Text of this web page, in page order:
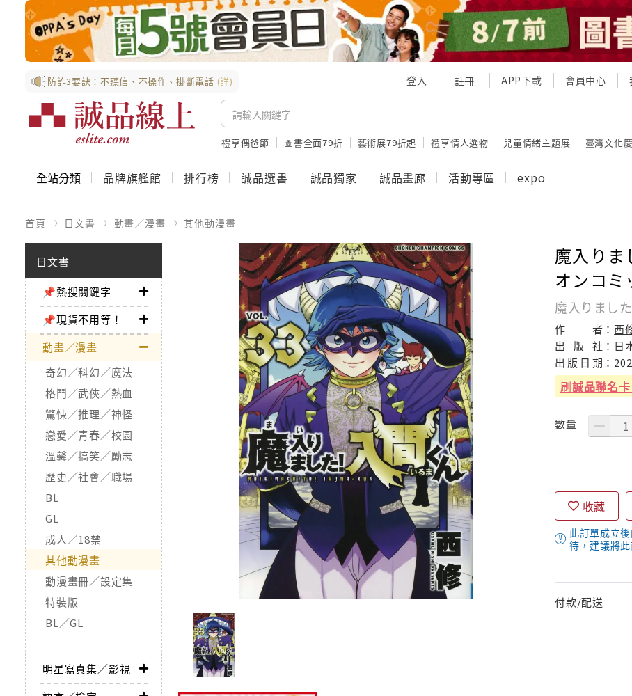
防詐3要訣：不聽信、不操作、掛斷電話 (詳) 登入 註冊 APP下載 會員中心
禮享偶爸節 圖書全面79折 藝術展79折起 禮享情人選物 兒童情緒主題展 臺灣文化
全站分類 品牌旗艦館 排行榜 誠品選書 誠品獨家 誠品畫廊 活動專區 expo
首頁 日文書 動畫／漫畫 其他動漫畫
日文書
📌熱搜關鍵字
📌現貨不用等！
動畫／漫畫
奇幻／科幻／魔法
格鬥／武俠／熱血
驚悚／推理／神怪
戀愛／青春／校園
溫馨／搞笑／勵志
歷史／社會／職場
BL
GL
成人／18禁
其他動漫畫
動漫畫冊／設定集
特裝版
BL／GL
明星寫真集／影視
魔入りま
オンコミ
魔入りまし
作 者：西
出
版 社： 日
出 版 日 期：
刷誠品聯名卡
數量
收藏
此訂單成立
待，建議將
付款/配送